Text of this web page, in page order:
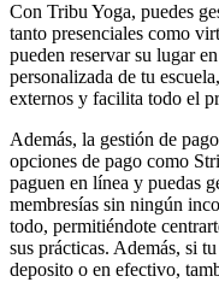
Con Tribu Yoga, puedes
tanto presenciales como
pueden reservar su lugar
personalizada de tu
externos y facilita todo el
Además, la gestión de
opciones de pago como
paguen en línea y puedas
membresías sin ningún
todo, permitiéndote
sus prácticas. Además, si
deposito o en efectivo,